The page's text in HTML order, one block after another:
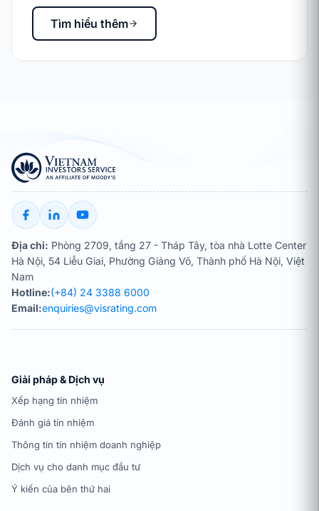
Tìm hiểu thêm
Địa chỉ: Phòng 2709, tầng 27 - Tháp Tây, tòa nhà Lotte Center
Hà Nội, 54 Liễu Giai, Phường Giảng Võ, Thành phố Hà Nội, Việt
Nam
Hotline:(+84) 24 3388 6000
Email:enquiries@visrating.com
Giải pháp & Dịch vụ
Xếp hạng tín nhiệm
Đánh giá tín nhiệm
Thông tin tín nhiệm doanh nghiệp
Dịch vụ cho danh mục đầu tư
Ý kiến của bên thứ hai